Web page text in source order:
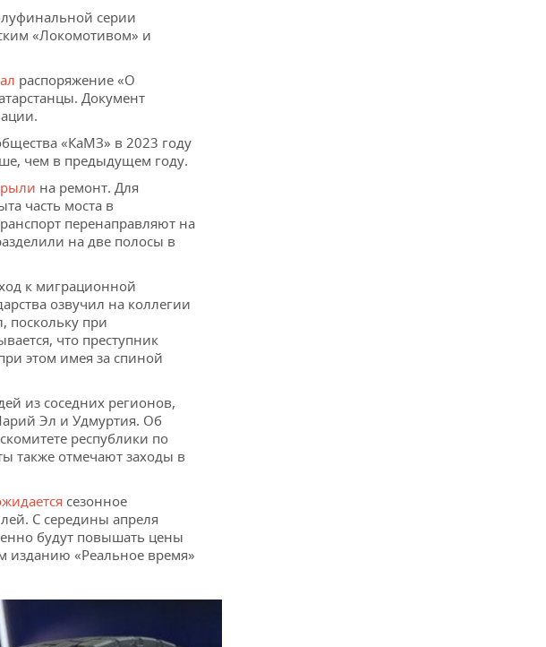
серии
«Локомотивом» и
распоряжение «О
Документ
«КаМЗ» в 2023 году
чем в предыдущем году.
на ремонт. Для
часть моста в
перенаправляют на
на две полосы в
к миграционной
озвучил на коллегии
поскольку при
что преступник
этом имея за спиной
из соседних регионов,
Эл и Удмуртия. Об
республики по
также отмечают заходы в
сезонное
С середины апреля
будут повышать цены
изданию «Реальное время»